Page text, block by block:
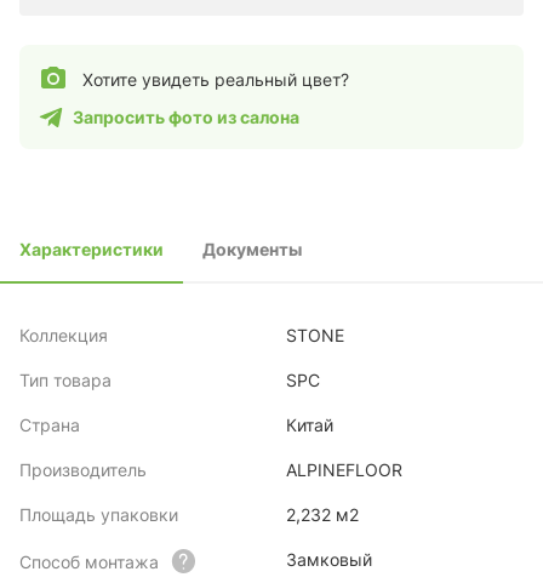
Хотите увидеть реальный цвет?
Запросить фото из салона
Характеристики Документы
Коллекция STONE
Тип товара SPC
Страна Китай
Производитель ALPINEFLOOR
Площадь упаковки 2,232 м2
Способ монтажа Замковый